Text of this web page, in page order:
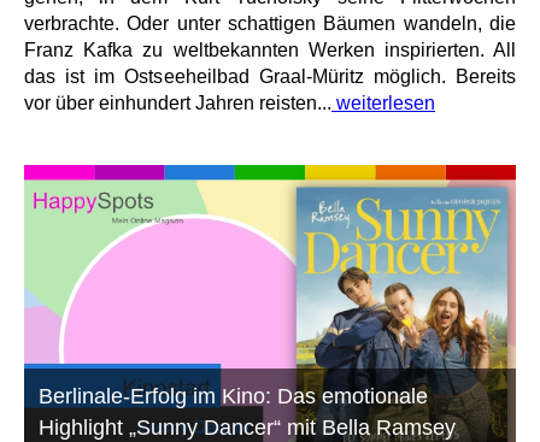
verbrachte. Oder unter schattigen Bäumen wandeln, die
Franz Kafka zu weltbekannten Werken inspirierten. All
das ist im Ostseeheilbad Graal-Müritz möglich. Bereits
vor über einhundert Jahren reisten... weiterlesen
Berlinale-Erfolg im Kino: Das emotionale
Highlight „Sunny Dancer“ mit Bella Ramsey